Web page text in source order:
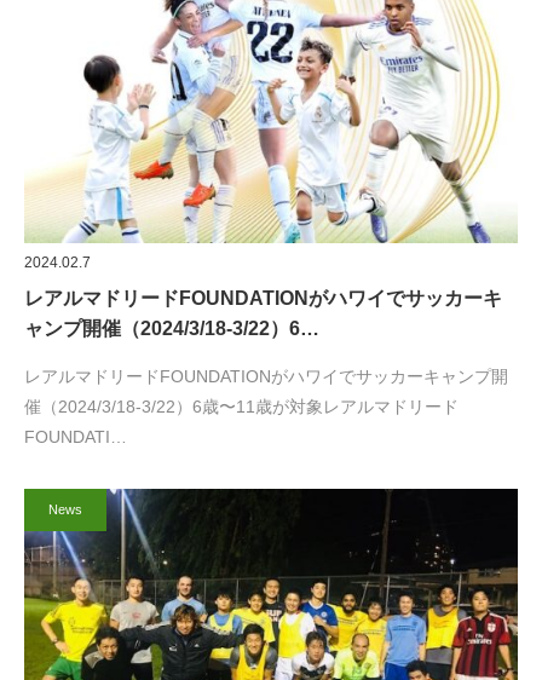
2024.02.7
レアルマドリードFOUNDATIONがハワイでサッカーキ
ャンプ開催（2024/3/18-3/22）6…
レアルマドリードFOUNDATIONがハワイでサッカーキャンプ開
催（2024/3/18-3/22）6歳〜11歳が対象レアルマドリード
FOUNDATI…
News